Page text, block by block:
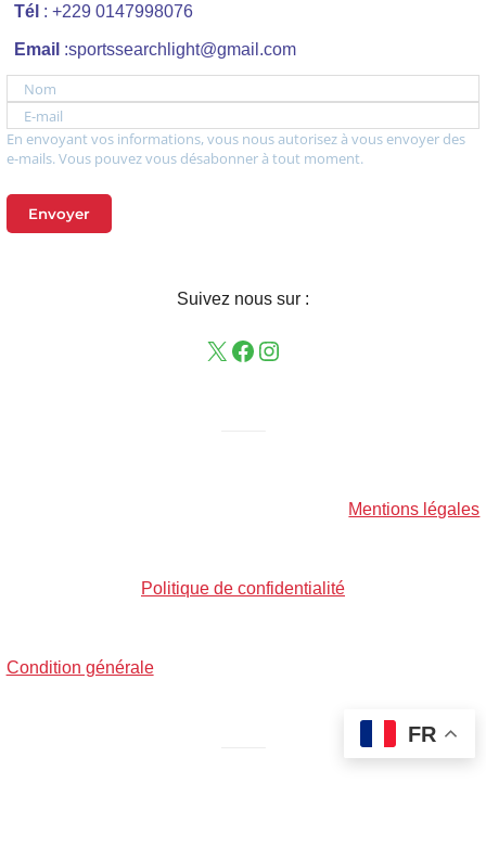
Tél : +229 0147998076
Email :sportssearchlight@gmail.com
Nom
E-mail
En envoyant vos informations, vous nous autorisez à vous envoyer des
e-mails. Vous pouvez vous désabonner à tout moment.
Envoyer
Suivez nous sur :
Mentions légales
Politique de confidentialité
Condition générale
FR